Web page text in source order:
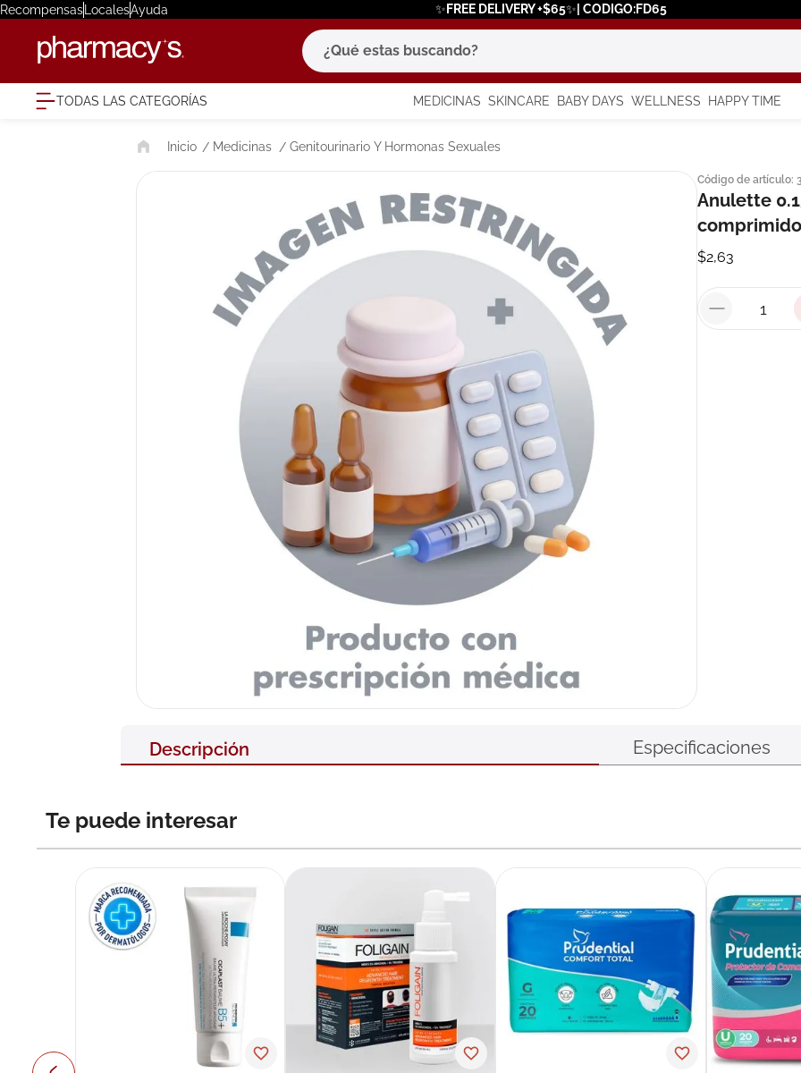
RecompensasLocalesAyuda ✨FREE DELIVERY +$65✨| CODIGO:FD65
¿Qué estas buscando?
TODAS LAS CATEGORÍAS MEDICINAS SKINCARE BABY DAYS WELLNESS HAPPY TIME
Medicinas Genitourinario Y Hormonas Sexuales
Código de artículo:
Anulette
$2,63
Descripción Especificaciones
Te puede interesar
términos más buscados
1. eucerin
3. pilexil
7.
. roche posay
9. pañales
10 nivea